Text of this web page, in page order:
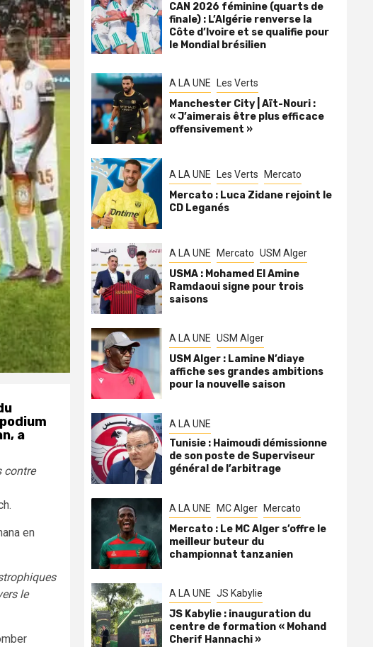
a
contre
en
le
CAN 2026 féminine (quarts de
finale) : L’Algérie renverse la
Côte d’Ivoire et se qualifie pour
le Mondial brésilien
A LA UNE Les Verts
Manchester City | Aït-Nouri :
« J’aimerais être plus efficace
offensivement »
A LA UNE Les Verts Mercato
Mercato : Luca Zidane rejoint le
CD Leganés
A LA UNE Mercato USM Alger
USMA : Mohamed El Amine
Ramdaoui signe pour trois
saisons
A LA UNE USM Alger
USM Alger : Lamine N’diaye
affiche ses grandes ambitions
pour la nouvelle saison
A LA UNE
Tunisie : Haimoudi démissionne
de son poste de Superviseur
général de l’arbitrage
A LA UNE MC Alger Mercato
Mercato : Le MC Alger s’offre le
meilleur buteur du
championnat tanzanien
A LA UNE JS Kabylie
JS Kabylie : inauguration du
centre de formation « Mohand
Cherif Hannachi »